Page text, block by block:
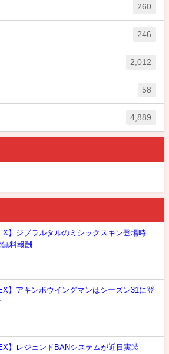
260
246
2,012
58
4,889
】ジブラルタルのミシックスキン登場時
無料報酬
】アキンボウイングマンはシーズン31に登
】レジェンドBANシステムが近日実装